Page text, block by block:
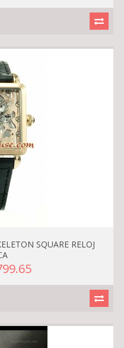
SQUARE RELOJ